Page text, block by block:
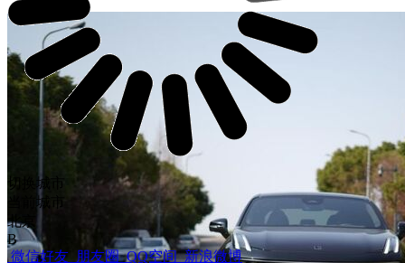
切换城市
当前城市
北京
B
微信好友 朋友圈 QQ空间 新浪微博